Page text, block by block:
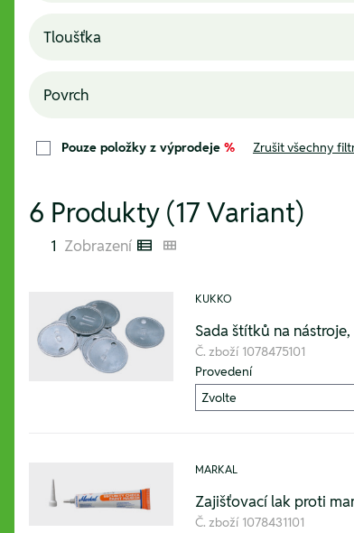
Tloušťka
Povrch
Pouze položky z výprodeje % Zrušit všechny
6 Produkty (17 Variant)
1 Zobrazení Listenansicht
Kachelansicht
KUKKO
Sada štítků na nástroje,
Č. zboží 1078475101
Provedení
MARKAL
Zajišťovací lak proti
Č. zboží 1078431101